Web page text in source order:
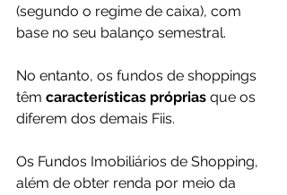
(segundo o regime de caixa), com
base no seu balanço semestral.
No entanto, os fundos de shoppings
têm características próprias que os
diferem dos demais Fiis.
Os Fundos Imobiliários de Shopping,
além de obter renda por meio da